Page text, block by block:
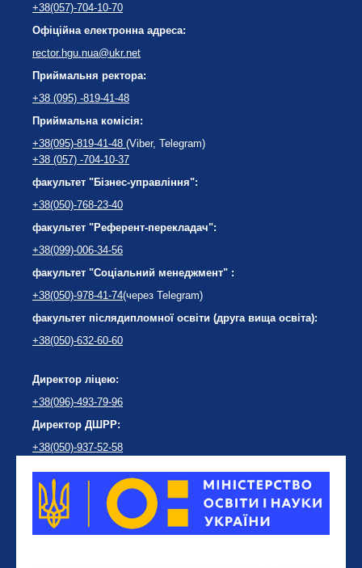
+38(057)-704-10-70
Офіційна електронна адреса:
rector.hgu.nua@ukr.net
Приймальня ректора:
+38 (095) -819-41-48
Приймальна комісія:
+38(095)-819-41-48 (Viber, Telegram)
+38 (057) -704-10-37
факультет "Бізнес-управління":
+38(050)-768-23-40
факультет "Референт-перекладач":
+38(099)-006-34-56
факультет "Соціальний менеджмент" :
+38(050)-978-41-74(через Telegram)
факультет післядипломної освіти (друга вища освіта):
+38(050)-632-60-60
Директор ліцею:
+38(096)-493-79-96
Директор ДШРР:
+38(050)-937-52-58